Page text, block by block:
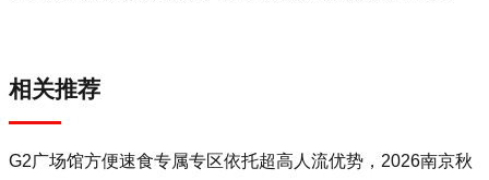
相关推荐
G2广场馆方便速食专属专区依托超高人流优势，2026南京秋